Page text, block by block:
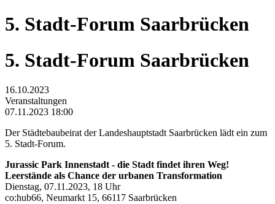
5. Stadt-Forum Saarbrücken
5. Stadt-Forum Saarbrücken
16.10.2023
Veranstaltungen
07.11.2023 18:00
Der Städtebaubeirat der Landeshauptstadt Saarbrücken lädt ein zum
5. Stadt-Forum.
Jurassic Park Innenstadt - die Stadt findet ihren Weg!
Leerstände als Chance der urbanen Transformation
Dienstag, 07.11.2023, 18 Uhr
co:hub66, Neumarkt 15, 66117 Saarbrücken